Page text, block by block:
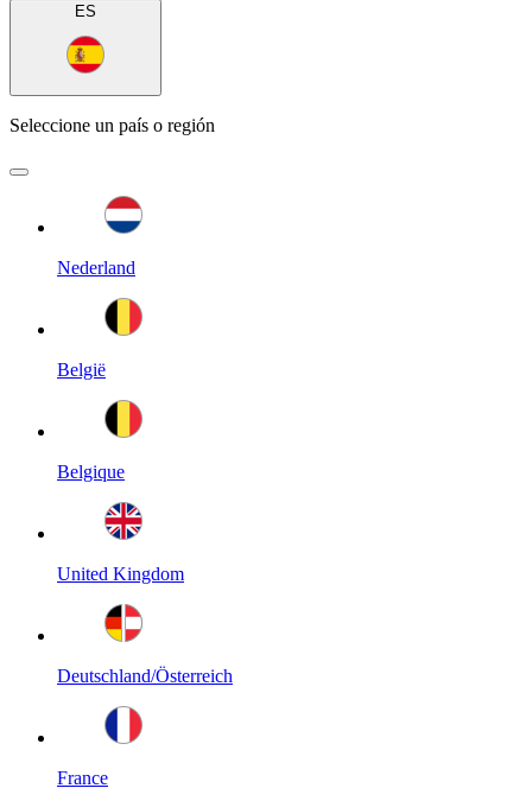
ES
Seleccione un país o región
Nederland
België
Belgique
United Kingdom
Deutschland/Österreich
France